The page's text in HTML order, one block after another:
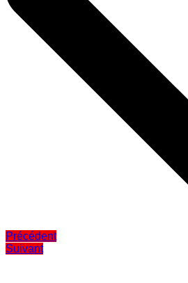
Précédent
Suivant